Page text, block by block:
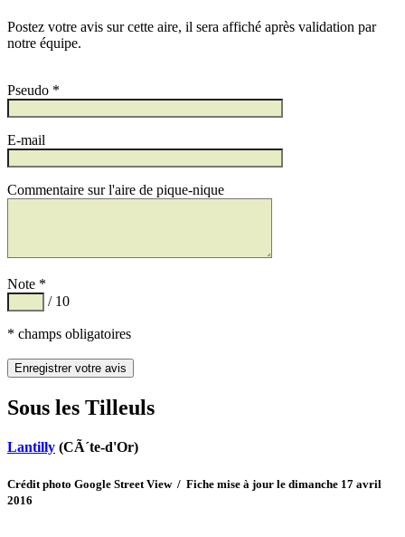
Postez votre avis sur cette aire, il sera affiché après validation par
notre équipe.
Pseudo *
E-mail
Commentaire sur l'aire de pique-nique
Note *
/ 10
* champs obligatoires
Sous les Tilleuls
Lantilly (CÃ´te-d'Or)
Crédit photo Google Street View / Fiche mise à jour le dimanche 17 avril
2016